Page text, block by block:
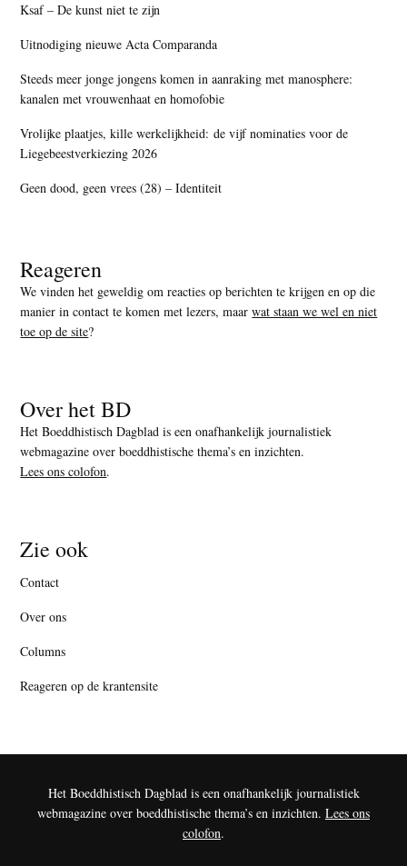
Ksaf – De kunst niet te zijn
Uitnodiging nieuwe Acta Comparanda
Steeds meer jonge jongens komen in aanraking met manosphere:
kanalen met vrouwenhaat en homofobie
Vrolijke plaatjes, kille werkelijkheid: de vijf nominaties voor de
Liegebeestverkiezing 2026
Geen dood, geen vrees (28) – Identiteit
Reageren
We vinden het geweldig om reacties op berichten te krijgen en op die
manier in contact te komen met lezers, maarwat staan we wel en niet
toe op de site?
Over het BD
Het Boeddhistisch Dagblad is een onafhankelijk journalistiek
webmagazine over boeddhistische thema’s en inzichten.
Lees ons colofon.
Zie ook
Contact
Over ons
Columns
Reageren op de krantensite
Het Boeddhistisch Dagblad is een onafhankelijk journalistiek
webmagazine over boeddhistische thema’s en inzichten. Lees ons
colofon.